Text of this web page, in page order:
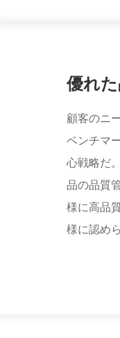
優れ
顧客のニ
ベンチマ
心戦略だ
品の品質
様に高品
様に認め